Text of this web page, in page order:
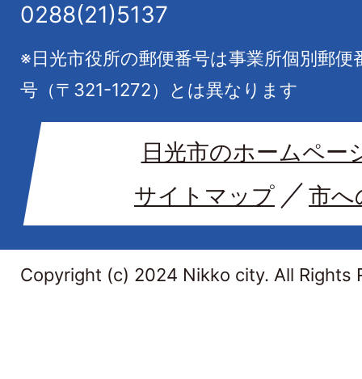
0288(21)5137
※日光市役所の郵便番号は事業所個別郵
号（〒321-1272）とは異なります
日光市のホームペー
サイトマップ
市へ
Copyright (c) 2024 Nikko city. All Rights